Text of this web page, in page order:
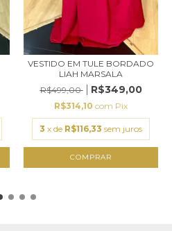
VESTIDO EM TULE BORDADO
LIAH MARSALA
R$499,00
R$349,00
R$314,10 com Pix
3 x de R$116,33 sem juros
COMPRAR